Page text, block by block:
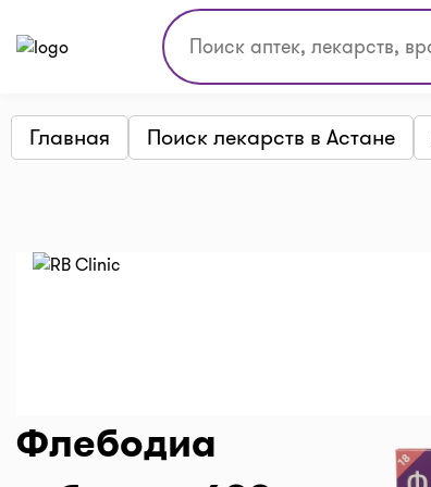
Главная Поиск лекарств в Астане
Флебодиа